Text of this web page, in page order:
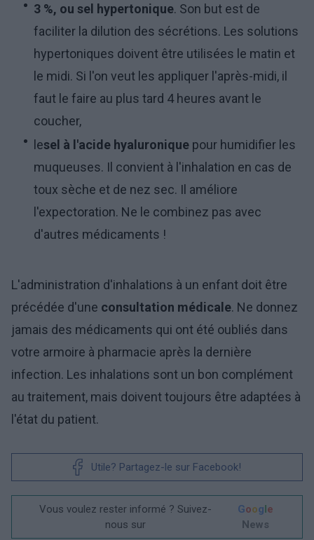
3 %, ou sel hypertonique. Son but est de
faciliter la dilution des sécrétions. Les solutions
hypertoniques doivent être utilisées le matin et
le midi. Si l'on veut les appliquer l'après-midi, il
faut le faire au plus tard 4 heures avant le
coucher,
lesel à l'acide hyaluronique pour humidifier les
muqueuses. Il convient à l'inhalation en cas de
toux sèche et de nez sec. Il améliore
l'expectoration. Ne le combinez pas avec
d'autres médicaments !
L'administration d'inhalations à un enfant doit être
précédée d'une consultation médicale. Ne donnez
jamais des médicaments qui ont été oubliés dans
votre armoire à pharmacie après la dernière
infection. Les inhalations sont un bon complément
au traitement, mais doivent toujours être adaptées à
l'état du patient.
Utile? Partagez-le sur Facebook!
Vous voulez rester informé ? Suivez-
nous sur
Google
News